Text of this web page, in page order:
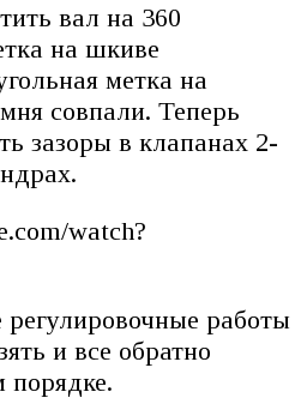
вал на 360
на шкиве
метка на
совпали. Теперь
зазоры в клапанах 2-
watch?
регулировочные работы
и все обратно
порядке.